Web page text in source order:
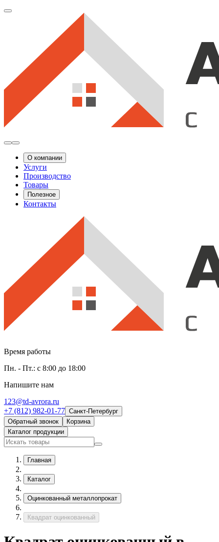
О компании
Услуги
Производство
Товары
Полезное
Контакты
Время работы
Пн. - Пт.: с 8:00 до 18:00
Напишите нам
123@td-avrora.ru
+7 (812) 982-01-77 Санкт-Петербург
Обратный звонок
Корзина
Каталог продукции
Главная
Каталог
Оцинкованный металлопрокат
Квадрат оцинкованный